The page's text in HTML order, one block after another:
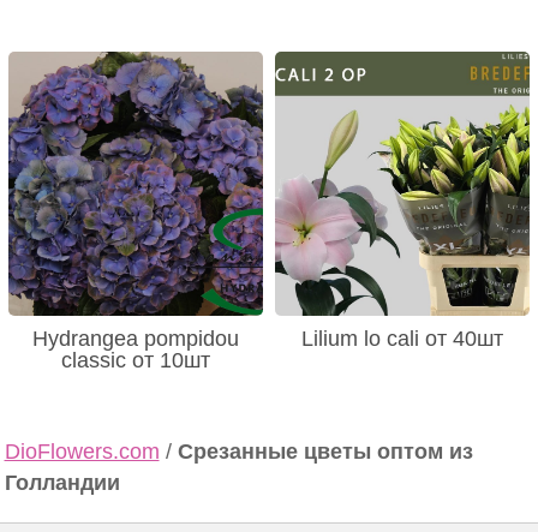
Hydrangea pompidou
classic от 10шт
Lilium lo cali от 40шт
DioFlowers.com / Срезанные цветы оптом из
Голландии